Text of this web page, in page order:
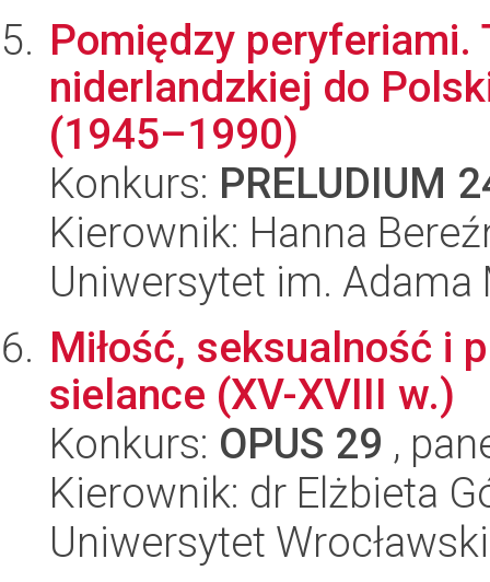
Pomiędzy peryferiami.
niderlandzkiej do
(1945–1990)
Konkurs: PRELUDIUM
Kierownik: Hanna
Uniwersytet im.
Miłość, seksualność i
sielance (XV-XVIII w.)
Konkurs: OPUS 29 ,
Kierownik: dr Elżbieta
Uniwersytet Wrocławski